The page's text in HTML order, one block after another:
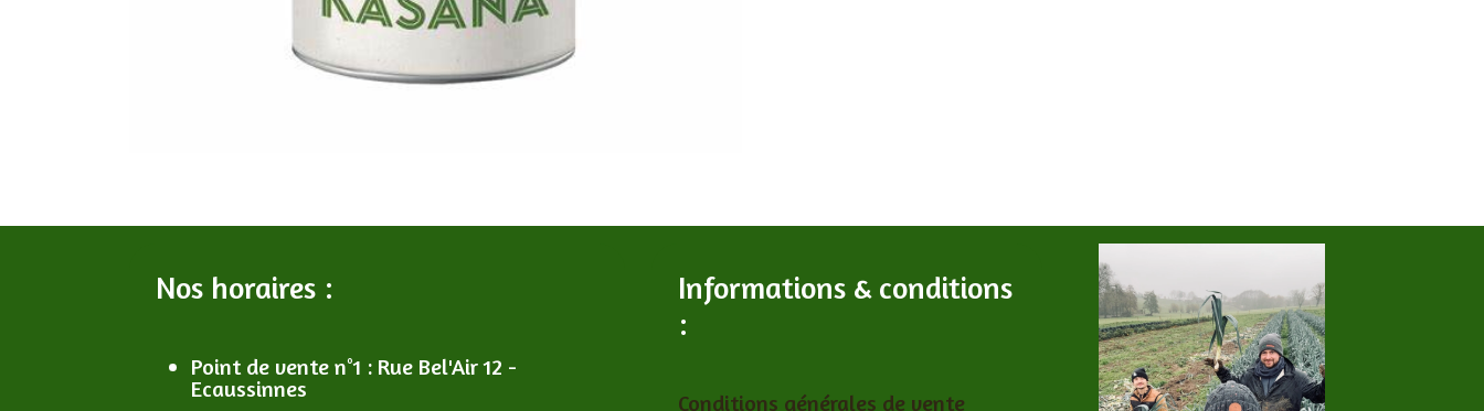
Nos horaires :
Point de vente n°1 : Rue Bel'Air 12 -
Ecaussinnes
Informations & conditions
:
Conditions générales de vente